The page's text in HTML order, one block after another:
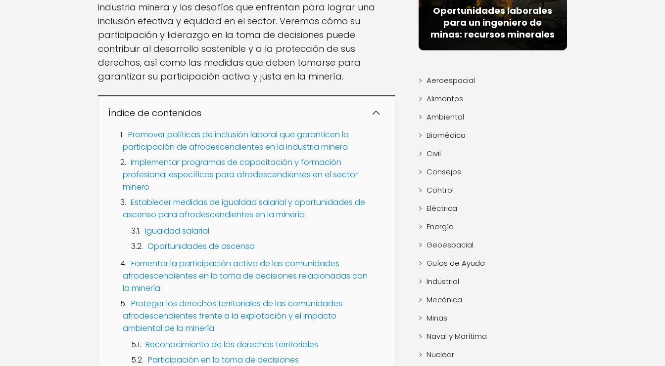
industria minera y los desafíos que enfrentan para lograr una
inclusión efectiva y equidad en el sector. Veremos cómo su
participación y liderazgo en la toma de decisiones puede
contribuir al desarrollo sostenible y a la protección de sus
derechos, así como las medidas que deben tomarse para
garantizar su participación activa y justa en la minería.
Índice de contenidos
Promover políticas de inclusión laboral que garanticen la
participación de afrodescendientes en la industria minera
Implementar programas de capacitación y formación
profesional específicos para afrodescendientes en el sector
minero
Establecer medidas de igualdad salarial y oportunidades de
ascenso para afrodescendientes en la minería
Igualdad salarial
Oportunidades de ascenso
Fomentar la participación activa de las comunidades
afrodescendientes en la toma de decisiones relacionadas con
la minería
Proteger los derechos territoriales de las comunidades
afrodescendientes frente a la explotación y el impacto
ambiental de la minería
Reconocimiento de los derechos territoriales
Participación en la toma de decisiones
Oportunidades laborales
para un ingeniero de
minas: recursos minerales
Aeroespacial
Alimentos
Ambiental
Biomédica
Civil
Consejos
Control
Eléctrica
Energía
Geoespacial
Guías de Ayuda
Industrial
Mecánica
Minas
Naval y Marítima
Nuclear